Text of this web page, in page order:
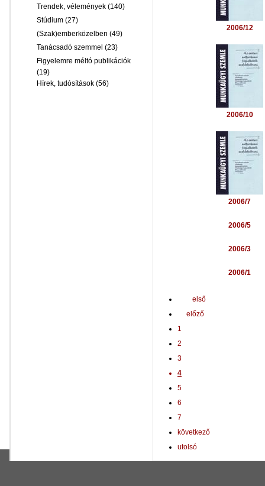
2006/12
2006/10
2006/7
2006/5
2006/3
2006/1
első
előző
1
2
3
4
5
6
7
következő
utolsó
Trendek, vélemények (140)
Stúdium (27)
(Szak)emberközelben (49)
Tanácsadó szemmel (23)
Figyelemre méltó publikációk
(19)
Hírek, tudósítások (56)